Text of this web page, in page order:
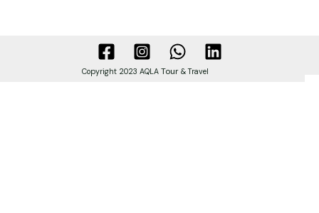
Copyright 2023 AQLA Tour & Travel